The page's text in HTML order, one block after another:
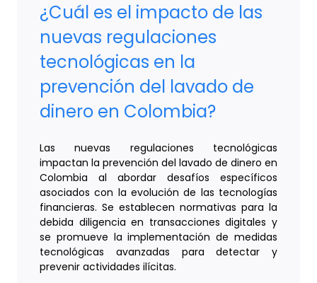
¿Cuál es el impacto de las
nuevas regulaciones
tecnológicas en la
prevención del lavado de
dinero en Colombia?
Las nuevas regulaciones tecnológicas
impactan la prevención del lavado de dinero en
Colombia al abordar desafíos específicos
asociados con la evolución de las tecnologías
financieras. Se establecen normativas para la
debida diligencia en transacciones digitales y
se promueve la implementación de medidas
tecnológicas avanzadas para detectar y
prevenir actividades ilícitas.